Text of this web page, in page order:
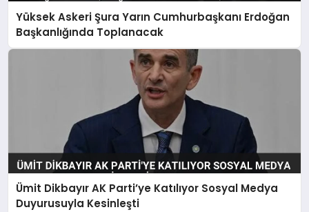
Yüksek Askeri Şura Yarın Cumhurbaşkanı Erdoğan
Başkanlığında Toplanacak
Ümit Dikbayır AK Parti’ye Katılıyor Sosyal Medya
Duyurusuyla Kesinleşti